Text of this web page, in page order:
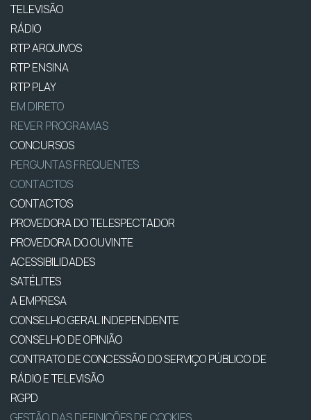
TELEVISÃO
RÁDIO
RTP ARQUIVOS
RTP ENSINA
RTP PLAY
EM DIRETO
REVER PROGRAMAS
CONCURSOS
PERGUNTAS FREQUENTES
CONTACTOS
CONTACTOS
PROVEDORA DO TELESPECTADOR
PROVEDORA DO OUVINTE
ACESSIBILIDADES
SATÉLITES
A EMPRESA
CONSELHO GERAL INDEPENDENTE
CONSELHO DE OPINIÃO
CONTRATO DE CONCESSÃO DO SERVIÇO PÚBLICO DE
RÁDIO E TELEVISÃO
RGPD